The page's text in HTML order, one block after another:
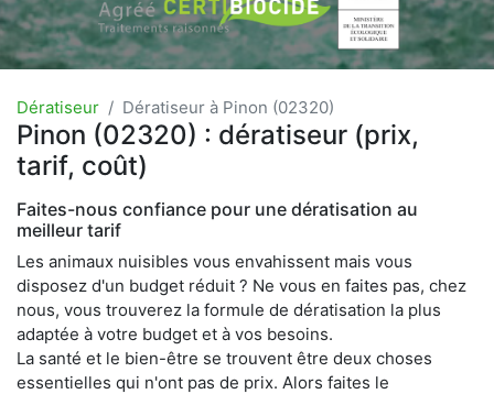
Dératiseur Dératiseur à Pinon (02320)
Pinon (02320) : dératiseur (prix,
tarif, coût)
Faites-nous confiance pour une dératisation au
meilleur tarif
Les animaux nuisibles vous envahissent mais vous
disposez d'un budget réduit ? Ne vous en faites pas, chez
nous, vous trouverez la formule de dératisation la plus
adaptée à votre budget et à vos besoins.
La santé et le bien-être se trouvent être deux choses
essentielles qui n'ont pas de prix. Alors faites le